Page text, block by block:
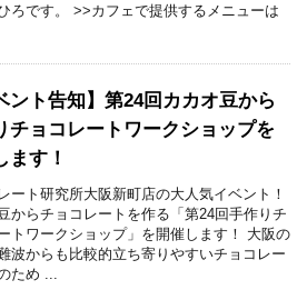
ろです。 >>カフェで提供するメニューは
ント告知】第24回カカオ豆から
チョコレートワークショップを
ます！
ート研究所大阪新町店の大人気イベント！
からチョコレートを作る「第24回手作りチ
トワークショップ」を開催します！ 大阪の
波からも比較的立ち寄りやすいチョコレー
ため ...